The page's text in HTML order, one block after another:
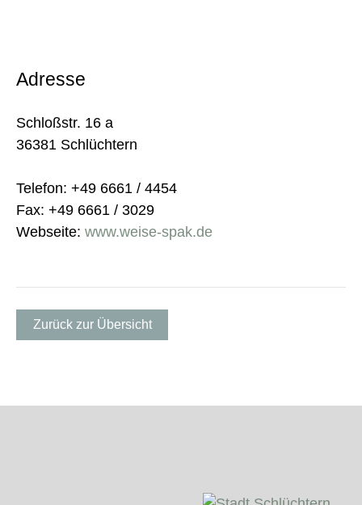
Adresse
Schloßstr. 16 a
36381 Schlüchtern
Telefon: +49 6661 / 4454
Fax: +49 6661 / 3029
Webseite: www.weise-spak.de
Zurück zur Übersicht